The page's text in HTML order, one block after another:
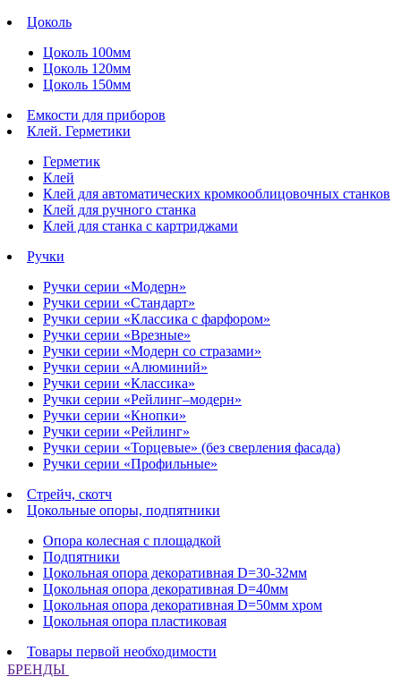
Цоколь
Цоколь 100мм
Цоколь 120мм
Цоколь 150мм
Емкости для приборов
Клей. Герметики
Герметик
Клей
Клей для автоматических кромкооблицовочных станков
Клей для ручного станка
Клей для станка с картриджами
Ручки
Ручки серии «Модерн»
Ручки серии «Стандарт»
Ручки серии «Классика с фарфором»
Ручки серии «Врезные»
Ручки серии «Модерн со стразами»
Ручки серии «Алюминий»
Ручки серии «Классика»
Ручки серии «Рейлинг–модерн»
Ручки серии «Кнопки»
Ручки серии «Рейлинг»
Ручки серии «Торцевые» (без сверления фасада)
Ручки серии «Профильные»
Стрейч, скотч
Цокольные опоры, подпятники
Опора колесная с площадкой
Подпятники
Цокольная опора декоративная D=30-32мм
Цокольная опора декоративная D=40мм
Цокольная опора декоративная D=50мм хром
Цокольная опора пластиковая
Товары первой необходимости
БРЕНДЫ